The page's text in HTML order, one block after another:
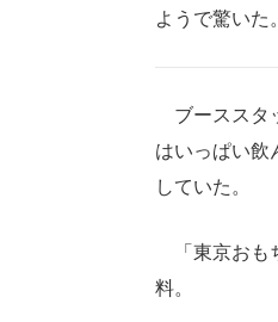
ようで驚いた
ブーススタ
はいっぱい飲
していた。
「東京おも
料。